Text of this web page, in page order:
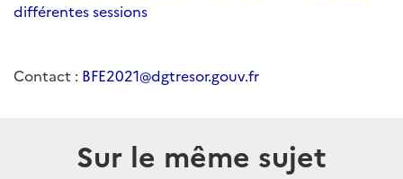
différentes sessions
Contact : BFE2021@dgtresor.gouv.fr
Sur le même sujet